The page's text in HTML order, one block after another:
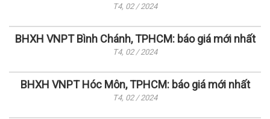
T4, 02 / 2024
BHXH VNPT Bình Chánh, TPHCM: báo giá mới nhất
T4, 02 / 2024
BHXH VNPT Hóc Môn, TPHCM: báo giá mới nhất
T4, 02 / 2024